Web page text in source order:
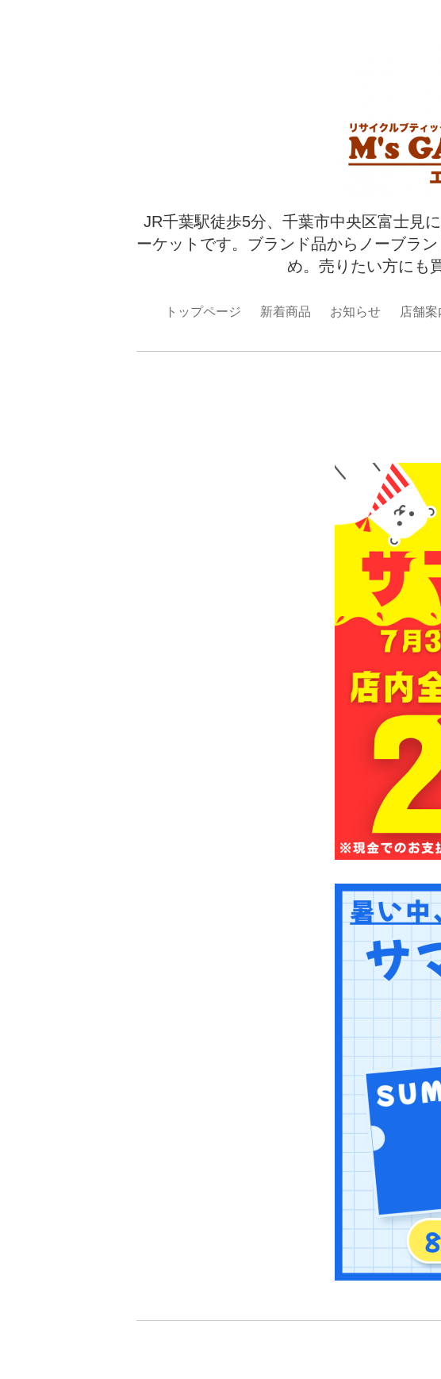
JR千葉駅徒歩5分、千葉市中央区富士見
ーケットです。ブランド品からノーブラ
め。売りたい方にも
トップページ 新着商品 お知らせ 店舗案